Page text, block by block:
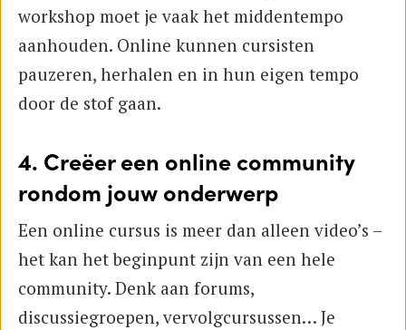
workshop moet je vaak het middentempo
aanhouden. Online kunnen cursisten
pauzeren, herhalen en in hun eigen tempo
door de stof gaan.
4. Creëer een online community
rondom jouw onderwerp
Een online cursus is meer dan alleen video’s –
het kan het beginpunt zijn van een hele
community. Denk aan forums,
discussiegroepen, vervolgcursussen… Je